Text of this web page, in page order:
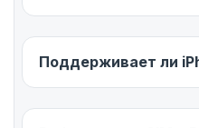
Поддерживает ли